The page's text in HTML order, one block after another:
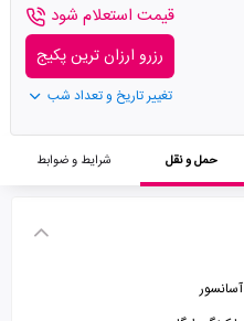
قیمت استعلام شود
رزرو ارزان ترین پکیج
تغییر تاریخ و تعداد شب
حمل و نقل شرایط و ضوابط
آسانسور